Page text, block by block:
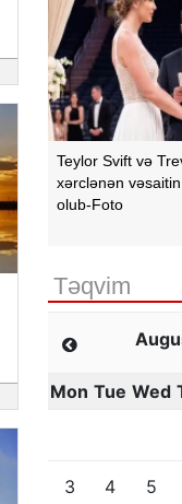
Teylor Svift və
xərclənən
olub-Foto
Təqvim
Mon Tue Wed
3 4 5